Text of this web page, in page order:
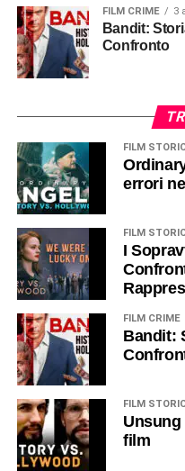
FILM CRIME 3
Bandit: Storia e Cinematografia a
Confronto
FILM
errori
FILM
I
FILM CRIME
Bandit:
FILM
film